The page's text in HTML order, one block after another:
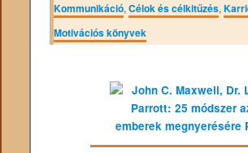
Kommunikáció,Célok és célkitűzés,
Motivációs könyvek